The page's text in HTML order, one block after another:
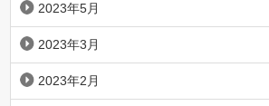
2023年5月
2023年3月
2023年2月